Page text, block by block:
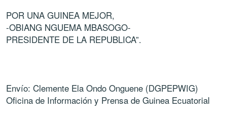
POR UNA GUINEA MEJOR,
-OBIANG NGUEMA MBASOGO-
PRESIDENTE DE LA REPUBLICA”.
Envío: Clemente Ela Ondo Onguene (DGPEPWIG)
Oficina de Información y Prensa de Guinea Ecuatorial